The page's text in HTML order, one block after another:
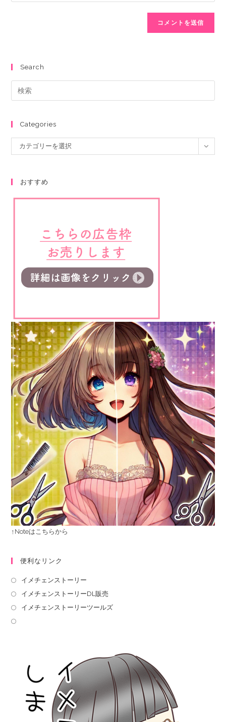
Search
Categories
カテゴリーを選択
おすすめ
↑Noteはこちらから
便利なリンク
イメチェンストーリー
イメチェンストーリーDL販売
イメチェンストーリーツールズ